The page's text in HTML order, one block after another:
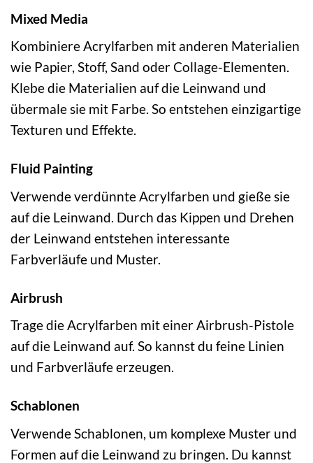
Mixed Media
Kombiniere Acrylfarben mit anderen Materialien
wie Papier, Stoff, Sand oder Collage-Elementen.
Klebe die Materialien auf die Leinwand und
übermale sie mit Farbe. So entstehen einzigartige
Texturen und Effekte.
Fluid Painting
Verwende verdünnte Acrylfarben und gieße sie
auf die Leinwand. Durch das Kippen und Drehen
der Leinwand entstehen interessante
Farbverläufe und Muster.
Airbrush
Trage die Acrylfarben mit einer Airbrush-Pistole
auf die Leinwand auf. So kannst du feine Linien
und Farbverläufe erzeugen.
Schablonen
Verwende Schablonen, um komplexe Muster und
Formen auf die Leinwand zu bringen. Du kannst